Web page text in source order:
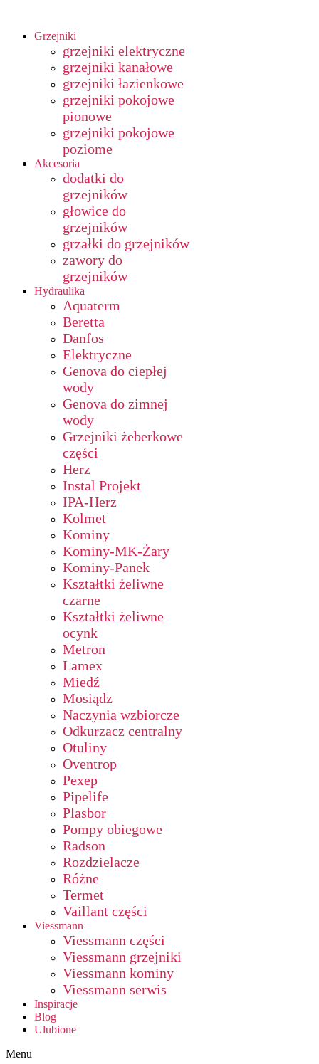
Grzejniki
grzejniki elektryczne
grzejniki kanałowe
grzejniki łazienkowe
grzejniki pokojowe
pionowe
grzejniki pokojowe
poziome
Akcesoria
dodatki do
grzejników
głowice do
grzejników
grzałki do grzejników
zawory do
grzejników
Hydraulika
Aquaterm
Beretta
Danfos
Elektryczne
Genova do ciepłej
wody
Genova do zimnej
wody
Grzejniki żeberkowe
części
Herz
Instal Projekt
IPA-Herz
Kolmet
Kominy
Kominy-MK-Żary
Kominy-Panek
Kształtki żeliwne
czarne
Kształtki żeliwne
ocynk
Metron
Lamex
Miedź
Mosiądz
Naczynia wzbiorcze
Odkurzacz centralny
Otuliny
Oventrop
Pexep
Pipelife
Plasbor
Pompy obiegowe
Radson
Rozdzielacze
Różne
Termet
Vaillant części
Viessmann
Viessmann części
Viessmann grzejniki
Viessmann kominy
Viessmann serwis
Inspiracje
Blog
Ulubione
Menu